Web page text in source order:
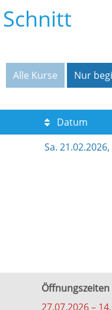
Alle Kurse Nur
Datum
Sa.
27.07.2026 –